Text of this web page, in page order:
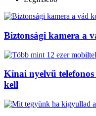
Biztonsági kamera a
Kínai nyelvű
kell